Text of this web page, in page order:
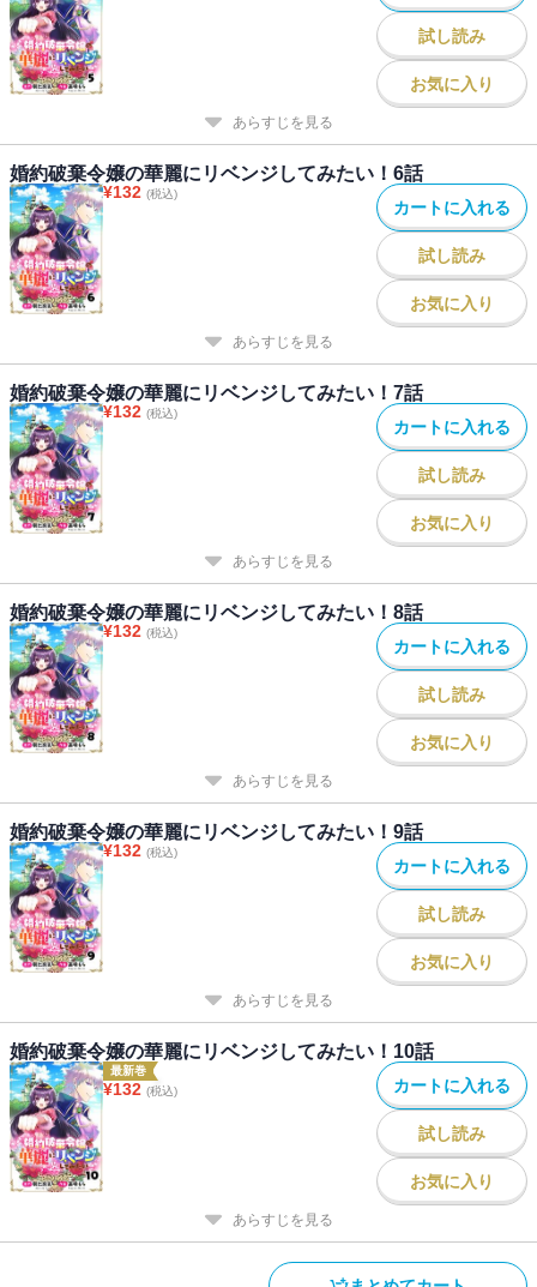
試し読み
お気に入り
あらすじを見る
婚約破棄令嬢の華麗にリベンジしてみたい！6話
¥132 (税込)
カートに入れる
試し読み
お気に入り
あらすじを見る
婚約破棄令嬢の華麗にリベンジしてみたい！7話
¥132 (税込)
カートに入れる
試し読み
お気に入り
あらすじを見る
婚約破棄令嬢の華麗にリベンジしてみたい！8話
¥132 (税込)
カートに入れる
試し読み
お気に入り
あらすじを見る
婚約破棄令嬢の華麗にリベンジしてみたい！9話
¥132 (税込)
カートに入れる
試し読み
お気に入り
あらすじを見る
婚約破棄令嬢の華麗にリベンジしてみたい！10話
最新巻
¥132 (税込) カートに入れる
試し読み
お気に入り
あらすじを見る